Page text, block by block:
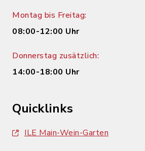
Montag bis Freitag:
08:00-12:00 Uhr
Donnerstag zusätzlich:
14:00-18:00 Uhr
Quicklinks
ILE Main-Wein-Garten